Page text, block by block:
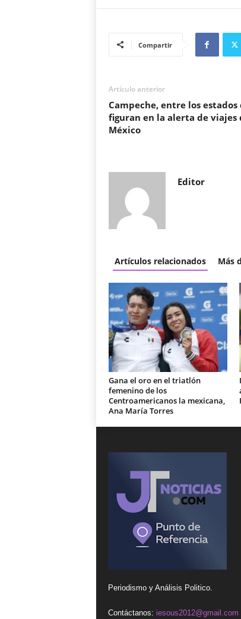
Compartir
Artículo anterior
Campeche, entre los estados
figuran en la alerta de viajes
México
Editor
Artículos relacionados Más
Gana el oro en el triatlón
femenino de los
Centroamericanos la mexicana,
Ana María Torres
Periodismo y Análisis Politico.
Contáctanos: iesous2012@gmail.com